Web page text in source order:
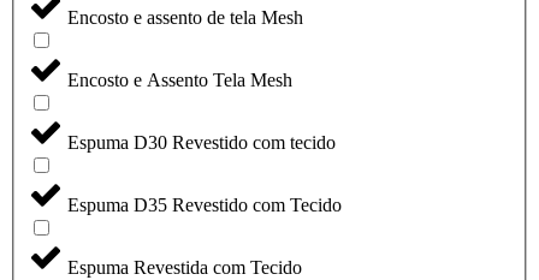
Encosto e assento de tela Mesh
Encosto e Assento Tela Mesh
Espuma D30 Revestido com tecido
Espuma D35 Revestido com Tecido
Espuma Revestida com Tecido